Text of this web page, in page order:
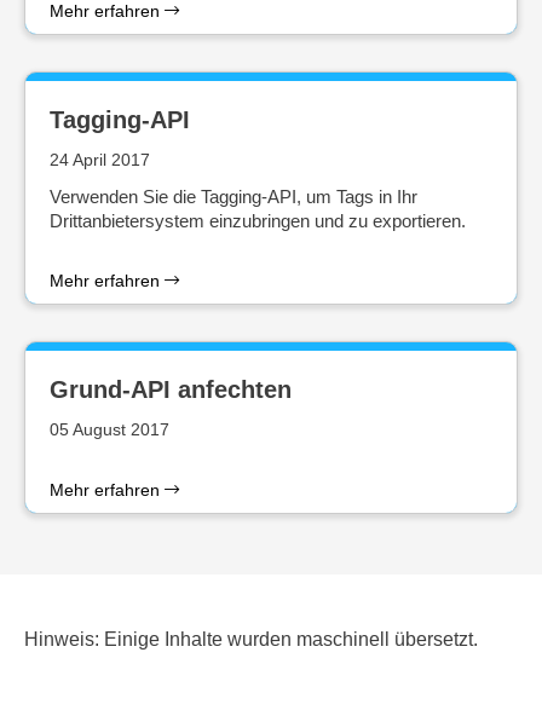
Mehr erfahren
Tagging-API
24 April 2017
Verwenden Sie die Tagging-API, um Tags in Ihr
Drittanbietersystem einzubringen und zu exportieren.
Mehr erfahren
Grund-API anfechten
05 August 2017
Mehr erfahren
Hinweis: Einige Inhalte wurden maschinell übersetzt.